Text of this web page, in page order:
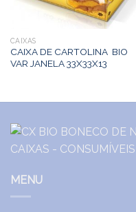
CAIXAS
CAIXA DE CARTOLINA BIO
VAR JANELA 33X33X13
MENU